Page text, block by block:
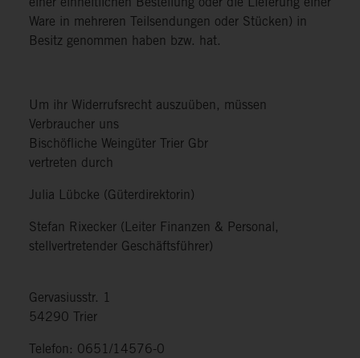
einer einheitlichen Bestellung oder die Lieferung einer
Ware in mehreren Teilsendungen oder Stücken) in
Besitz genommen haben bzw. hat.
Um ihr Widerrufsrecht auszuüben, müssen
Verbraucher uns
Bischöfliche Weingüter Trier Gbr
vertreten durch
Julia Lübcke (Güterdirektorin)
Stefan Rixecker (Leiter Finanzen & Personal,
stellvertretender Geschäftsführer)
Gervasiusstr. 1
54290 Trier
Telefon: 0651/14576-0